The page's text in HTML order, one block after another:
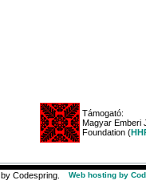
Támogató:
Magyar Emberi
Foundation (
by Codespring. Web hosting by